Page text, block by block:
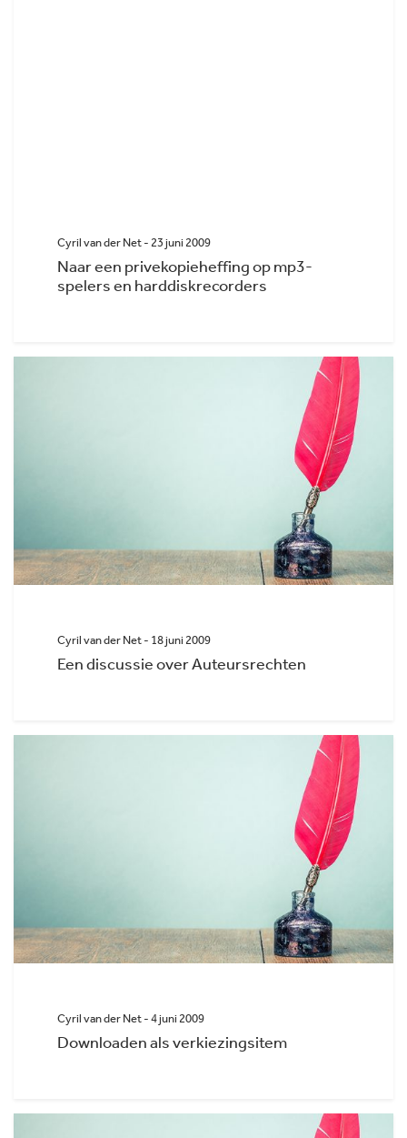
Cyril van der Net - 23 juni 2009
Naar een privekopieheffing op mp3-
spelers en harddiskrecorders
Cyril van der Net - 18 juni 2009
Een discussie over Auteursrechten
Cyril van der Net - 4 juni 2009
Downloaden als verkiezingsitem